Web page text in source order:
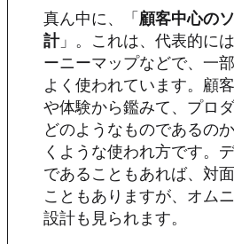
真ん中に、「顧客中心の
計」。これは、代表的に
ーニーマップなどで、一
よく使われています。顧
や体験から鑑みて、プロ
どのようなものであるの
くような使われ方です。
であることもあれば、対
こともありますが、オム
設計も見られます。